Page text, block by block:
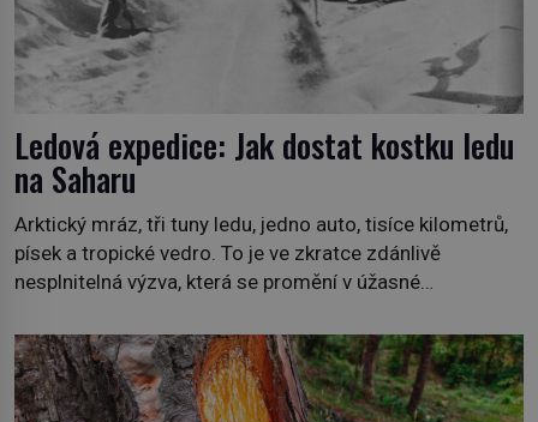
Ledová expedice: Jak dostat kostku ledu
na Saharu
Arktický mráz, tři tuny ledu, jedno auto, tisíce kilometrů,
písek a tropické vedro. To je ve zkratce zdánlivě
nesplnitelná výzva, která se promění v úžasné
na podzim 1958 jako hec. Rádio Luxembourg přichází s
neobvyklou výzvou. Tomu, kdo dokáže dopravit ze
severního polárního kruhu na […]